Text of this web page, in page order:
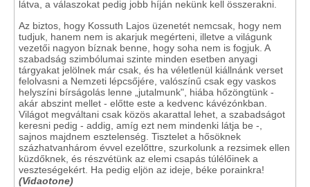
látva, a válaszokat pedig jobb híján nekünk kell összerakni.
Az biztos, hogy Kossuth Lajos üzenetét nemcsak, hogy nem
tudjuk, hanem nem is akarjuk megérteni, illetve a világunk
vezetői nagyon bíznak benne, hogy soha nem is fogjuk. A
szabadság szimbólumai szinte minden esetben anyagi
tárgyakat jelölnek már csak, és ha véletlenül kiállnánk verset
felolvasni a Nemzeti lépcsőjére, valószínű csak egy vaskos
helyszíni bírságolás lenne „jutalmunk", hiába hőzöngtünk -
akár abszint mellet - előtte este a kedvenc kávézónkban.
Világot megváltani csak közös akarattal lehet, a szabadságot
keresni pedig - addig, amíg ezt nem mindenki látja be -,
sajnos majdnem esztelenség. Tisztelet a hősöknek
százhatvanhárom évvel ezelőttre, szurkolunk a rezsimek ellen
küzdőknek, és részvétünk az elemi csapás túlélőinek a
veszteségekért. Ha pedig eljön az ideje, béke porainkra!
(Vidaotone)